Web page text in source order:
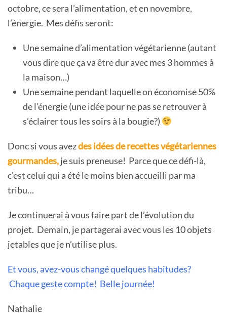
octobre, ce sera l’alimentation, et en novembre,
l’énergie. Mes défis seront:
Une semaine d’alimentation végétarienne (autant
vous dire que ça va être dur avec mes 3 hommes à
la maison…)
Une semaine pendant laquelle on économise 50%
de l’énergie (une idée pour ne pas se retrouver à
s’éclairer tous les soirs à la bougie?)
Donc si vous avezdes idées de recettes végétariennes
gourmandes,je suis preneuse! Parce que ce défi-là,
c’est celui qui a été le moins bien accueilli par ma
tribu…
Je continuerai à vous faire part de l’évolution du
projet. Demain, je partagerai avec vous les 10 objets
jetables que je n’utilise plus.
Et vous, avez-vous changé quelques habitudes?
Chaque geste compte! Belle journée!
Nathalie